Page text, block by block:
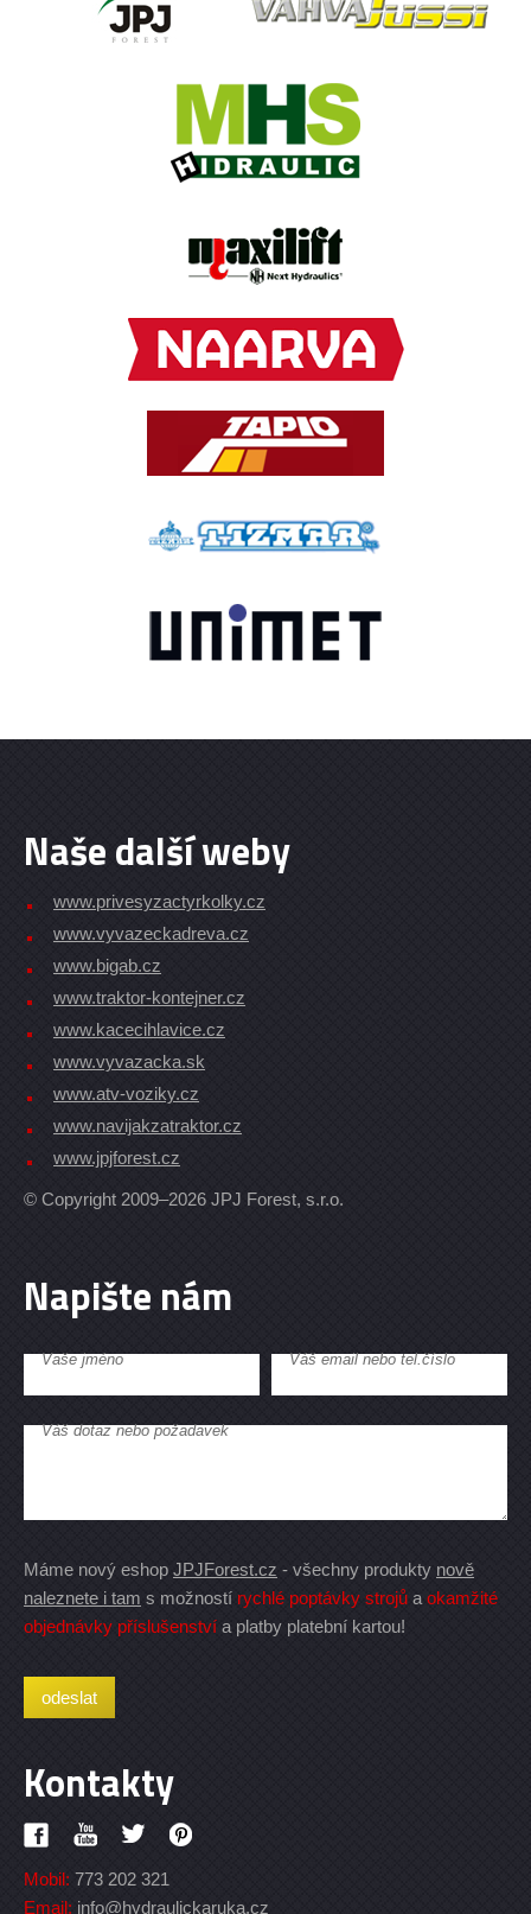
Naše další weby
www.privesyzactyrkolky.cz
www.vyvazeckadreva.cz
www.bigab.cz
www.traktor-kontejner.cz
www.kacecihlavice.cz
www.vyvazacka.sk
www.atv-voziky.cz
www.navijakzatraktor.cz
www.jpjforest.cz
© Copyright 2009–2026 JPJ Forest, s.r.o.
Napište nám
Vaše jméno Váš email nebo tel.číslo
Váš dotaz nebo požadavek
Máme nový eshop JPJForest.cz - všechny produkty nově
naleznete i tam s možností rychlé poptávky strojů a okamžité
objednávky příslušenství a platby platební kartou!
Kontakty
Mobil: 773 202 321
Email: info@hydraulickaruka.cz